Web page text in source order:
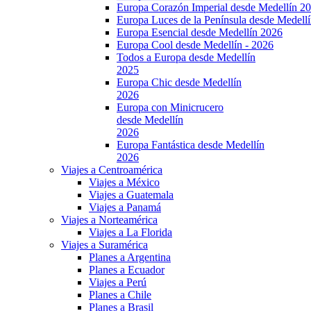
Europa Corazón Imperial desde Medellín
Europa Luces de la Península desde
Europa Esencial desde Medellín 2026
Europa Cool desde Medellín - 2026
Todos a Europa desde Medellín
2025
Europa Chic desde Medellín
2026
Europa con Minicrucero
desde Medellín
2026
Europa Fantástica desde Medellín
2026
Viajes a Centroamérica
Viajes a México
Viajes a Guatemala
Viajes a Panamá
Viajes a Norteamérica
Viajes a La Florida
Viajes a Suramérica
Planes a Argentina
Planes a Ecuador
Viajes a Perú
Planes a Chile
Planes a Brasil